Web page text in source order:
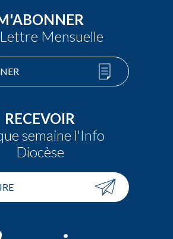
Mensuelle
RECEVOIR
semaine l'Info
Diocèse